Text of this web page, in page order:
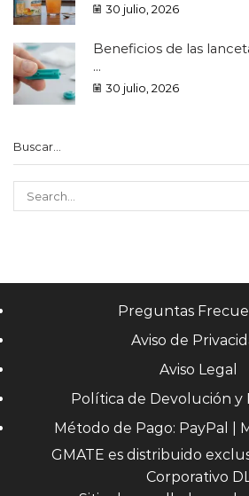
30 julio, 2026
Beneficios de las
...
30 julio, 2026
Buscar…
Preguntas
Aviso de
Aviso Legal
Política de Devolución y
Método de Pago: PayPal |
GMATE es distribuido
Corporativo DL